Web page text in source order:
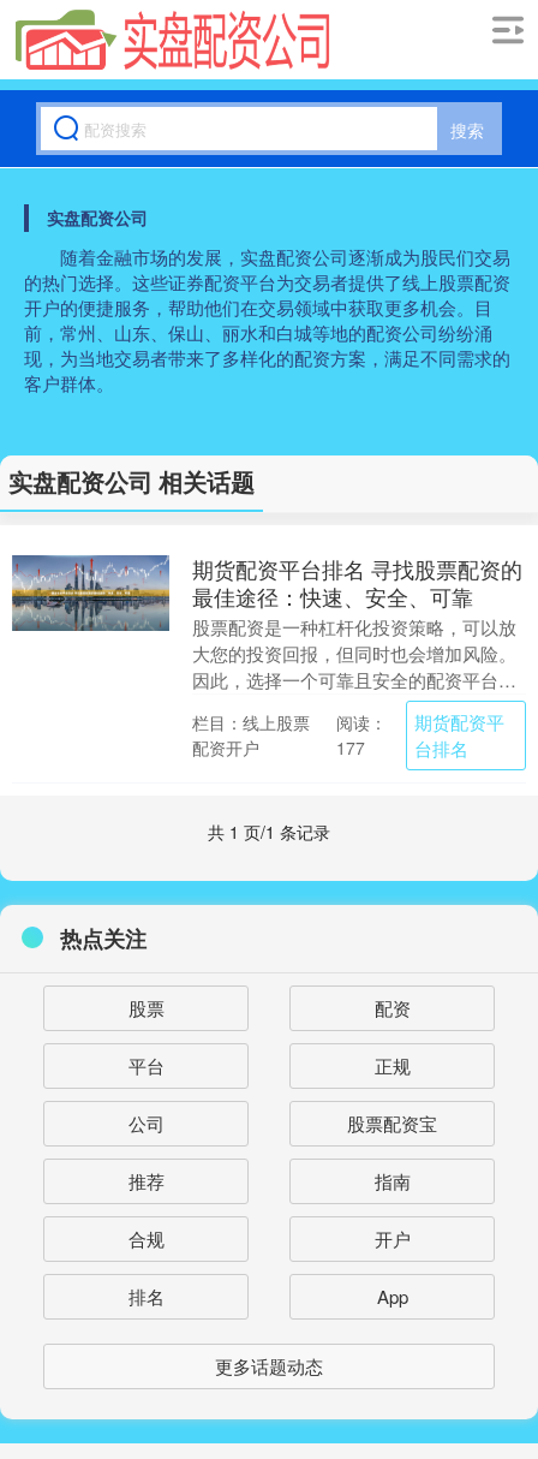
搜索
实盘配资公司
随着金融市场的发展，实盘配资公司逐渐成为股民们交易
的热门选择。这些证券配资平台为交易者提供了线上股票配资
开户的便捷服务，帮助他们在交易领域中获取更多机会。目
前，常州、山东、保山、丽水和白城等地的配资公司纷纷涌
现，为当地交易者带来了多样化的配资方案，满足不同需求的
客户群体。
实盘配资公司 相关话题
期货配资平台排名 寻找股票配资的
最佳途径：快速、安全、可靠
股票配资是一种杠杆化投资策略，可以放
大您的投资回报，但同时也会增加风险。
因此，选择一个可靠且安全的配资平台至
关重要。 股票配资平台提供资金杠杆，允
许投资者以较小....
栏目：线上股票
配资开户
阅读：
177
期货配资平
台排名
共 1 页/1 条记录
热点关注
股票 配资
平台 正规
公司 股票配资宝
推荐 指南
合规 开户
排名 App
更多话题动态